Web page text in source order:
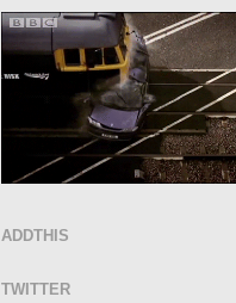
ADDTHIS
TWITTER